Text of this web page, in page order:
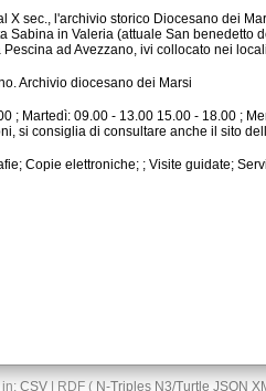
Pescina ad Avezzano, ivi collocato nei
Archivio diocesano dei Marsi
si consiglia di consultare anche il sito
Copie elettroniche; ; Visite guidate;
in: CSV| RDF ( N-Triples N3/Turtle JSON